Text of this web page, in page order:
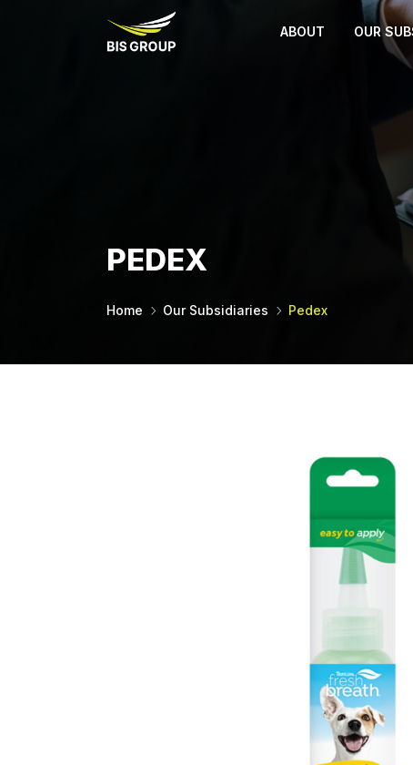
ABOUT OUR
PEDEX
Home Our Subsidiaries Pedex